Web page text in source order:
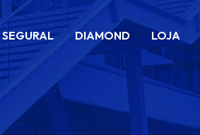
SEGURAL DIAMOND LOJA